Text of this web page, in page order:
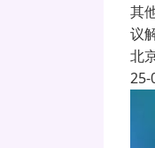
其
议
北
25-